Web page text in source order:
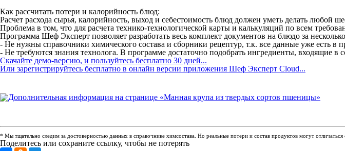
Как рассчитать потери и калорийность блюд:
Расчет расхода сырья, калорийность, выход и себестоимость блюд должен уметь делать любой
Проблема в том, что для расчета технико-технологической карты и калькуляций по всем
Программа Шеф Эксперт позволяет разработать весь комплект документов на блюдо за
- Не нужны справочники химического состава и сборники рецептур, т.к. все данные уже есть в
- Не требуются знания технолога. В программе достаточно подобрать ингредиенты, входящие в
Скачайте демо-версию, и пользуйтесь бесплатно 30 дней...
Или зарегистрируйтесь бесплатно в онлайн версии приложения Шеф Эксперт Cloud...
* Мы тщательно следим за достоверностью данных в справочнике химсостава. Но реальные потери и состав продуктов могут отличаться
Поделитесь или сохраните ссылку, чтобы не потерять